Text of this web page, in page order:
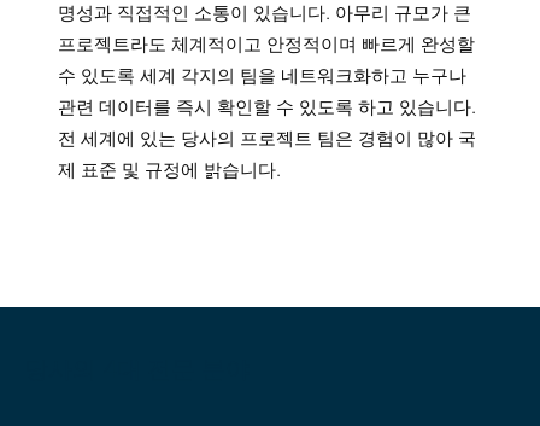
명성과 직접적인 소통이 있습니다. 아무리 규모가 큰
프로젝트라도 체계적이고 안정적이며 빠르게 완성할
수 있도록 세계 각지의 팀을 네트워크화하고 누구나
관련 데이터를 즉시 확인할 수 있도록 하고 있습니다.
전 세계에 있는 당사의 프로젝트 팀은 경험이 많아 국
제 표준 및 규정에 밝습니다.